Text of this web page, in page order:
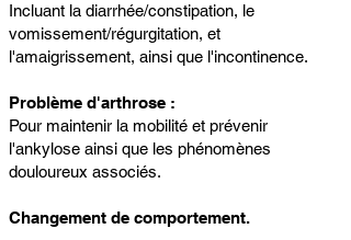
Incluant la diarrhée/constipation, le
vomissement/régurgitation, et
l'amaigrissement, ainsi que l'incontinence.
Problème d'arthrose :
Pour maintenir la mobilité et prévenir
l'ankylose ainsi que les phénomènes
douloureux associés.
Changement de comportement.